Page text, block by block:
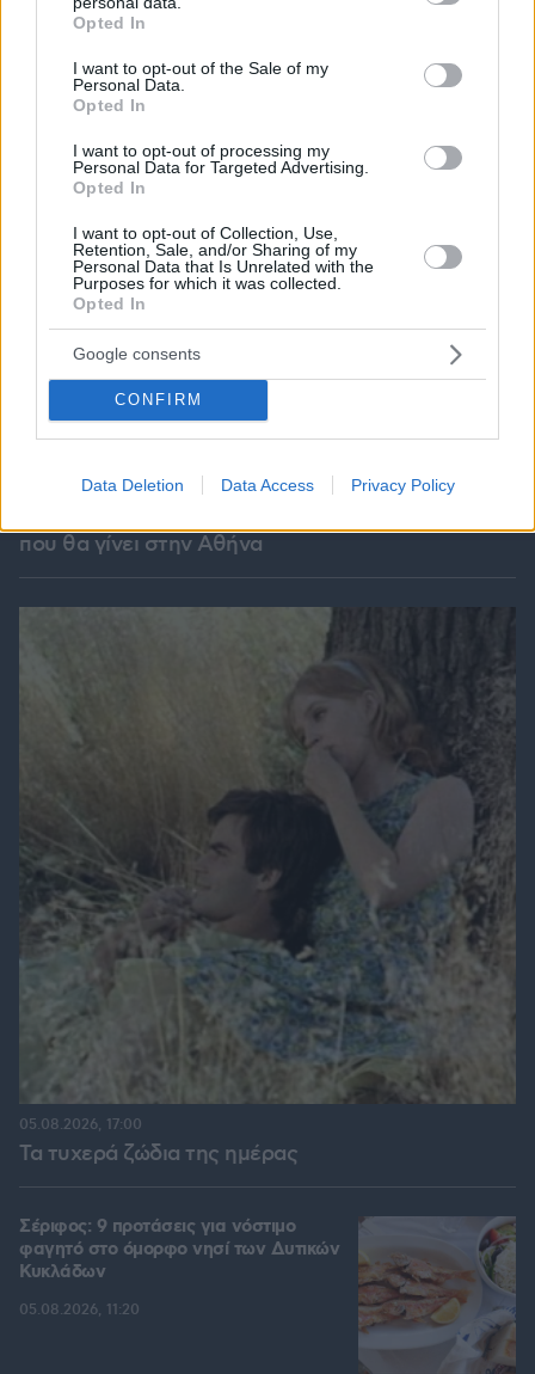
grant or deny consent to Google and its third-party tags to
use your data for below specified purposes in below Google
consent section.
Opted In
I want to opt-out of the Sale of my
Personal Data.
Opted In
I want to opt-out of processing my
Personal Data for Targeted Advertising.
Opted In
I want to opt-out of Collection, Use,
Retention, Sale, and/or Sharing of my
Personal Data that Is Unrelated with the
Purposes for which it was collected.
Opted In
Google consents
CONFIRM
Data Deletion Data Access Privacy Policy
Ξεκίνησε η προπώληση εισιτηρίων για τη
που θα γίνει στην Αθήνα
Τα τυχερά ζώδια της ημέρας
05.08.2026, 17:00
Σέριφος: 9 προτάσεις για νόστιμο
φαγητό στο όμορφο νησί των Δυτικών
Κυκλάδων
05.08.2026, 11:20